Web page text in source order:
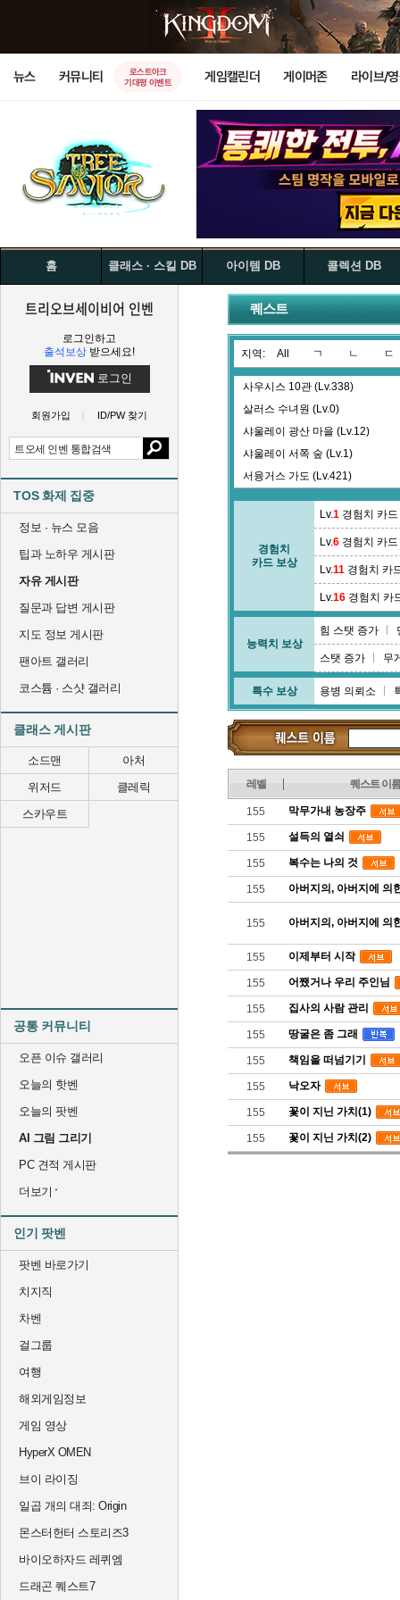
뉴스 커뮤니티
로스트아크
기대평 이벤트
게임캘린더 게이머존 라이브/
홈 클래스 · 스킬 DB 아이템 DB 콜렉션 DB
트리오브세이비어 인벤
로그인하고
출석보상 받으세요!
로그인
회원가입 ID/PW 찾기
TOS 화제 집중
정보 · 뉴스 모음
팁과 노하우 게시판
자유 게시판
질문과 답변 게시판
지도 정보 게시판
팬아트 갤러리
코스튬 · 스샷 갤러리
클래스 게시판
소드맨
아처
위저드
클레릭
스카우트
공통 커뮤니티
오픈 이슈 갤러리
오늘의 핫벤
오늘의 팟벤
AI 그림 그리기
PC 견적 게시판
더보기
인기 팟벤
팟벤 바로가기
치지직
차벤
걸그룹
여행
해외게임정보
게임 영상
HyperX OMEN
브이 라이징
일곱 개의 대죄: Origin
몬스터헌터 스토리즈3
바이오하자드 레퀴엠
드래곤 퀘스트7
퀘스트
지역: All ㄱ ㄴ ㄷ
사우시스 10관 (Lv.338)
살러스 수녀원 (Lv.0)
샤울레이 광산 마을 (Lv.12)
샤울레이 서쪽 숲 (Lv.1)
서융거스 가도 (Lv.421)
셉티니 골 (Lv.55)
수로교 지역 (Lv.89)
수정광산 2광구 2층 (Lv.106)
수정광산 레이드 (Lv.0)
스라우타스 협곡 (Lv.26)
스타리 타운 (Lv.381)
스펠토움 타운 (Lv.387)
시르드겔라 숲 (Lv.61)
경험치
카드 보상
Lv.1 경험치 카드
Lv.6 경험치 카드
Lv.11 경험치 카
Lv.16 경험치 카
능력치 보상
힘 스탯 증가
스탯 증가 무
특수 보상 용병 의뢰소
레벨 퀘스트 이름
155 막무가내 농장주
155 설득의 열쇠
155 복수는 나의 것
155 아버지의, 아버지에 의
155 아버지의, 아버지에 의
155 이제부터 시작
155 어쨌거나 우리 주인님
155 집사의 사람 관리
155 땅굴은 좀 그래
155 책임을 떠넘기기
155 낙오자
155 꽃이 지닌 가치(1)
155 꽃이 지닌 가치(2)